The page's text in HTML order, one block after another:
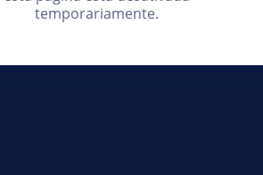
temporariamente.